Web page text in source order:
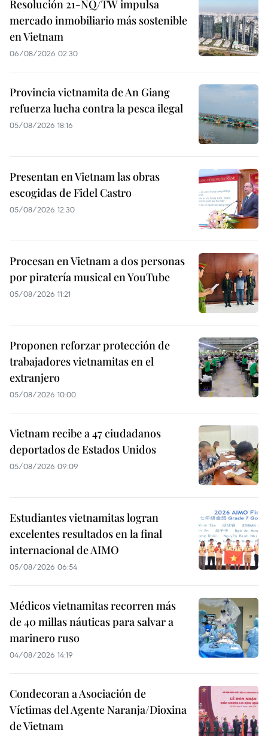
Resolución 21-NQ/TW impulsa
mercado inmobiliario más sostenible
en Vietnam
06/08/2026 02:30
Provincia vietnamita de An Giang
refuerza lucha contra la pesca ilegal
05/08/2026 18:16
Presentan en Vietnam las obras
escogidas de Fidel Castro
05/08/2026 12:30
Procesan en Vietnam a dos personas
por piratería musical en YouTube
05/08/2026 11:21
Proponen reforzar protección de
trabajadores vietnamitas en el
extranjero
05/08/2026 10:00
Vietnam recibe a 47 ciudadanos
deportados de Estados Unidos
05/08/2026 09:09
Estudiantes vietnamitas logran
excelentes resultados en la final
internacional de AIMO
05/08/2026 06:54
Médicos vietnamitas recorren más
de 40 millas náuticas para salvar a
marinero ruso
04/08/2026 14:19
Condecoran a Asociación de
Víctimas del Agente Naranja/Dioxina
de Vietnam